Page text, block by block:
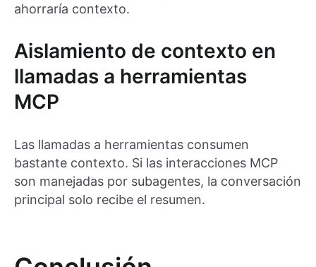
ahorraría contexto.
Aislamiento de contexto en
llamadas a herramientas
MCP
Las llamadas a herramientas consumen
bastante contexto. Si las interacciones MCP
son manejadas por subagentes, la conversación
principal solo recibe el resumen.